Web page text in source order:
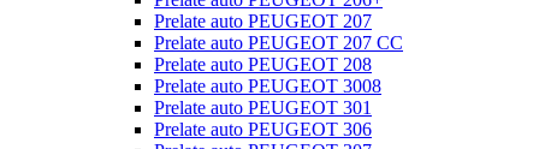
Prelate auto PEUGEOT 207
Prelate auto PEUGEOT 207 CC
Prelate auto PEUGEOT 208
Prelate auto PEUGEOT 3008
Prelate auto PEUGEOT 301
Prelate auto PEUGEOT 306